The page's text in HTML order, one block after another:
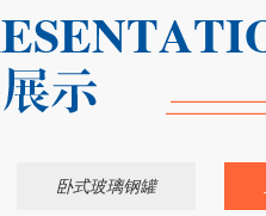
卧式玻璃钢罐